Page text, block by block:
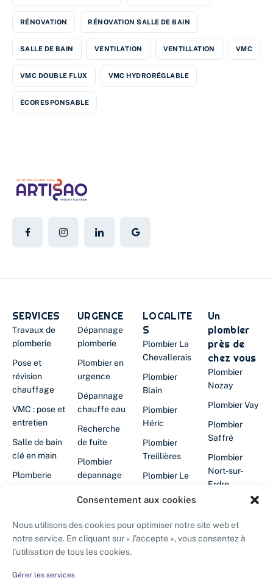
Consentement aux cookies
Nous utilisons des cookies pour optimiser notre site web et
notre service. En cliquant sur « J’accepte », vous consentez à
l’utilisation de tous les cookies.
Gérer les services
RÉNOVATION RÉNOVATION SALLE DE BAIN
SALLE DE BAIN VENTILATION VENTILLATION VMC
VMC DOUBLE FLUX VMC HYDRORÉGLABLE
ÉCORESPONSABLE
SERVICES
Travaux de
plomberie
Pose et
révision
chauffage
VMC : pose et
entretien
Salle de bain
clé en main
Plomberie
d'eau
Désembouage
combles
URGENCE
Dépannage
plomberie
Plombier en
urgence
Dépannage
chauffe eau
Recherche
de fuite
Plombier
depannage
en panne
Plombier
chauffagiste
LOCALITE
S
Plombier La
Chevallerais
Plombier
Blain
Plombier
Héric
Plombier
Treillières
Plombier Le
Grandchamp-
des-
Un
plombier
près de
chez vous
Plombier
Nozay
Plombier Vay
Plombier
Saffré
Plombier
Nort-sur-
Erdre
Plombier La